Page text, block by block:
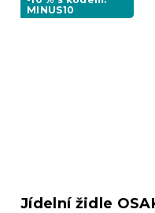
MINUS10
Jídelní židle